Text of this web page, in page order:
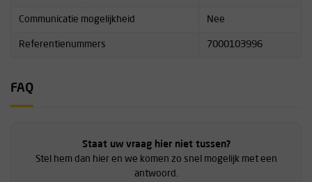
Communicatie mogelijkheid Nee
Referentienummers 7000103996
FAQ
Staat uw vraag hier niet tussen?
Stel hem dan hier en we komen zo snel mogelijk met een
antwoord.